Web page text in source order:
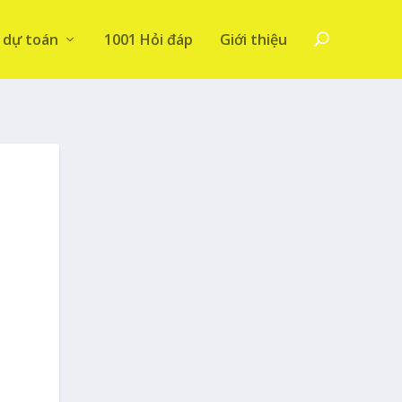
dự toán 1001 Hỏi đáp Giới thiệu